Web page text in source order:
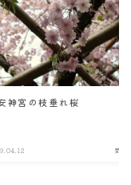
神宮の枝垂れ桜
愛知